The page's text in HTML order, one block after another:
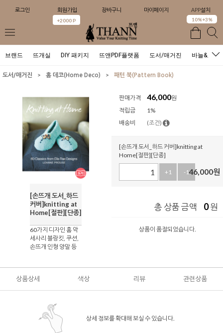
로그인 회원가입
+2000 P
장바구니 마이페이지 APP설치
10%+3%
브랜드 뜨개실 DIY 패키지 뜨앤PDF플랫폼 도서/매거진 바늘&도구
도서/매거진 > 홈 데코(Home Deco) > 패턴 북(Pattern Book)
[손뜨개 도서_하드
커버]knitting at
Home[절판][단종]
60가지 디자인 홈 악
세사리 블랑킷, 쿠션,
손뜨개 인형 양말 등
판매가격 46,000원
적립금
1%
배송비
(조건)
[손뜨개 도서_하드 커버]knitting at
Home[절판][단종]
+1 -146,000원
총 상품 금액 0원
상품이 품절되었습니다.
상품상세 색상 리뷰 관련상품
상세 정보를 확대해 보실 수 있습니다.